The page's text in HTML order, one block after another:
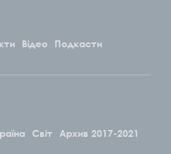
Відео
Подкасти
Світ Архив 2017-2021